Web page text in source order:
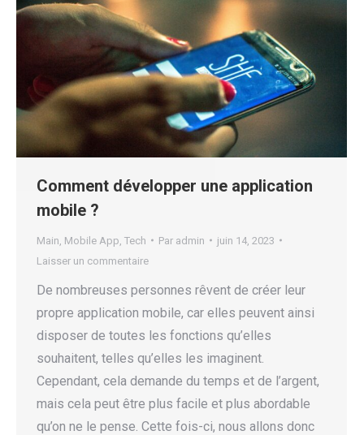
Comment développer une application
mobile ?
Main Mobile App Tech Par admin
juin 14, 2023
Laisser un commentaire
De nombreuses personnes rêvent de créer leur
propre application mobile, car elles peuvent ainsi
disposer de toutes les fonctions qu’elles
souhaitent, telles qu’elles les imaginent.
Cependant, cela demande du temps et de l’argent,
mais cela peut être plus facile et plus abordable
qu’on ne le pense. Cette fois-ci, nous allons donc